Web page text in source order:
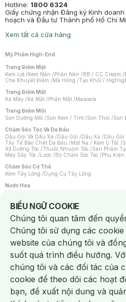
Hotline: 1800 6324
Giấy chứng nhận Đăng ký Kinh doanh
hoạch và Đầu tư Thành phố Hồ Chí
Xem tất cả cửa hàng
Mỹ Phẩm High-End
Trang Điểm Mặt
Kem Lót /Kem Nền /Phấn Nền /BB / CC Cream /
Che Khuyết Điểm /Má Hồng /Tạo Khối /
Trang Điểm Mắt
Kẻ Mày /Kẻ Mắt /Phấn Mắt /Mascara
Trang Điểm Môi
Son Dưỡng Môi /Son Kem / Tint /Son Thỏi /Son
Chăm Sóc Tóc Và Da Đầu
Dầu Gội Và Dầu Xả /Dầu Gội /Dầu Xả /Dầu Gội
Tẩy Tế Bào Chết Da Đầu /Mặt Nạ / Kem Ủ Tóc /
Xịt Dưỡng Tóc /Thuốc Nhuộm Tóc /Sản Phẩm
Máy Sấy Tóc /Lược /Bộ Chăm Sóc Tóc /Phụ Kiện
Chăm Sóc Cơ Thể
Kem Tẩy Lông /Dụng Cụ Tẩy Lông
Nước Hoa
Nước Hoa Nữ
Chăm Sóc Cá Nhân
Chống Muỗi /Khẩu Trang /Máy Massage/Mặt
Sản Phẩm Chăm Sóc Khác /Bàn Chải Đánh
Hỗ Trợ Trắng Răng/Kem Đánh Răng /Máy Tăm
Tăm / Chỉ Nha Khoa/ Xịt Thơm Miệng / Dung
Khăn Ướt Vệ Sinh Vùng Kín/Băng Vệ Sinh/
Máy Cạo Râu
Vấn Đề Về Da
Da Dầu / Lỗ Chân Lông To/ Da Khô / Mất Nước/
Da Nhạy Cảm / Kích Ứng
Da Xỉn Màu Thâm /
Quầng Thâm & Bọng Mắt /Sẹo /Viêm Da Cơ Địa
Dụng Cụ / Phụ Kiện Chăm Sóc Da
Bông Tẩy Trang
Khăn Lau Mặt Khô Dụng Cụ /
BIỂU NGỮ COOKIE
Notice about cookies usage
Chúng tôi quan tâm đến
Chúng tôi sử dụng các
website của chúng tôi và
suốt quá trình điều hướng.
chúng tôi và các đối tác của
cookie để theo dõi các hoạt
bạn, đề xuất nội dung và